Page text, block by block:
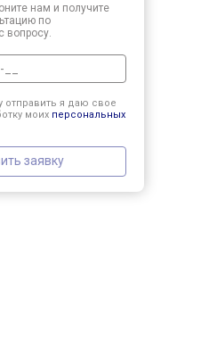
нам и получите
по
вопросу.
отправить я даю свое
моих персональных
заявку